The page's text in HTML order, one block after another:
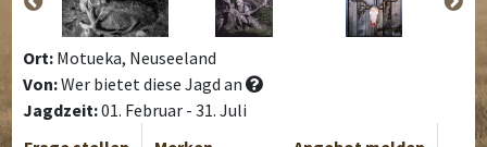
Ort: Motueka, Neuseeland
Von:Wer bietet diese Jagd an
Jagdzeit:01. Februar - 31. Juli